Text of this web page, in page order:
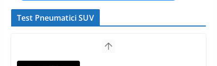
Test Pneumatici SUV